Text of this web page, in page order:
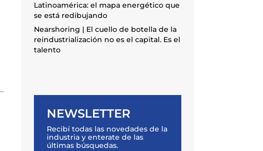
Latinoamérica: el mapa energético que
se está redibujando
Nearshoring | El cuello de botella de la
reindustrialización no es el capital. Es el
talento
NEWSLETTER
Recibí todas las novedades de la
industria y enterate de las
últimas búsquedas.